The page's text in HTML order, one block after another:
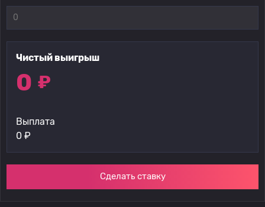
Чистый выигрыш
0 ₽
Выплата
0 ₽
Сделать ставку